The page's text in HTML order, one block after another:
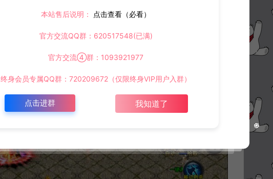
本站售后说明： 点击查看（必看）
官方交流QQ群：620517548(已满)
官方交流④群：1093921977
终身会员专属QQ群：720209672（仅限终身VIP用户入群）
点击进群 我知道了